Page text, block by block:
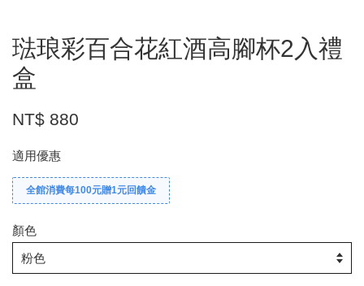
琺琅彩百合花紅酒高腳杯2入禮
盒
NT$ 880
適用優惠
全館消費每100元贈1元回饋金
顏色